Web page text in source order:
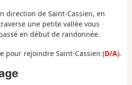
direction de Saint-Cassien, en
une petite vallée vous
en début de randonnée.
pour rejoindre Saint-Cassien (D/A).